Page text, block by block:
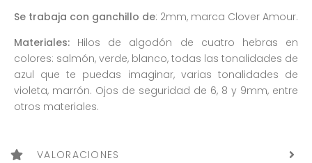
Se trabaja con ganchillo de: 2mm, marca Clover Amour.
Materiales: Hilos de algodón de cuatro hebras en
colores: salmón, verde, blanco, todas las tonalidades de
azul que te puedas imaginar, varias tonalidades de
violeta, marrón. Ojos de seguridad de 6, 8 y 9mm, entre
otros materiales.
VALORACIONES